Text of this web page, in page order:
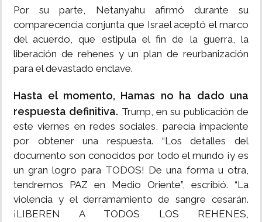
Por su parte, Netanyahu afirmó durante su
comparecencia conjunta que Israel aceptó el marco
del acuerdo, que estipula el fin de la guerra, la
liberación de rehenes y un plan de reurbanización
para el devastado enclave.
Hasta el momento, Hamas no ha dado una
respuesta definitiva. Trump, en su publicación de
este viernes en redes sociales, parecía impaciente
por obtener una respuesta. “Los detalles del
documento son conocidos por todo el mundo ¡y es
un gran logro para TODOS! De una forma u otra,
tendremos PAZ en Medio Oriente”, escribió. “La
violencia y el derramamiento de sangre cesarán.
¡LIBEREN A TODOS LOS REHENES,